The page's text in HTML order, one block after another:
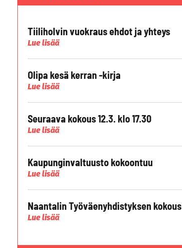
Tiiliholvin vuokraus ehdot ja yhteys
Lue lisää
Olipa kesä kerran -kirja
Lue lisää
Seuraava kokous 12.3. klo 17.30
Lue lisää
Kaupunginvaltuusto kokoontuu
Lue lisää
Naantalin Työväenyhdistyksen kokous
Lue lisää